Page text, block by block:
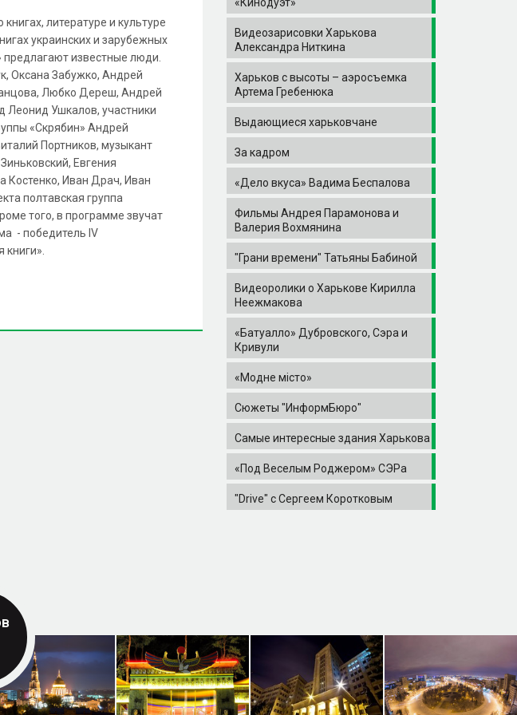
литературе и культуре
украинских и зарубежных
известные люди.
Оксана Забужко, Андрей
Любко Дереш, Андрей
Леонид Ушкалов, участники
«Скрябин» Андрей
Портников, музыкант
Евгения
Костенко, Иван Драч, Иван
полтавская группа
того, в программе звучат
- победитель IV
Видеозарисовки Харькова
Александра Ниткина
Харьков с высоты – аэросъемка
Артема Гребенюка
Выдающиеся харьковчане
За кадром
«Дело вкуса» Вадима Беспалова
Фильмы Андрея Парамонова и
Валерия Вохмянина
"Грани времени" Татьяны Бабиной
Видеоролики о Харькове Кирилла
Неежмакова
«Батуалло» Дубровского, Сэра и
Кривули
«Модне місто»
Сюжеты "ИнформБюро"
Самые интересные здания Харькова
«Под Веселым Роджером» СЭРа
"Drive" с Сергеем Коротковым